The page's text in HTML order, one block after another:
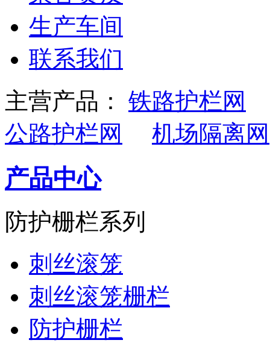
生产车间
联系我们
主营产品： 铁路护栏网
公路护栏网
机场隔离网
产品中心
防护栅栏系列
刺丝滚笼
刺丝滚笼栅栏
防护栅栏